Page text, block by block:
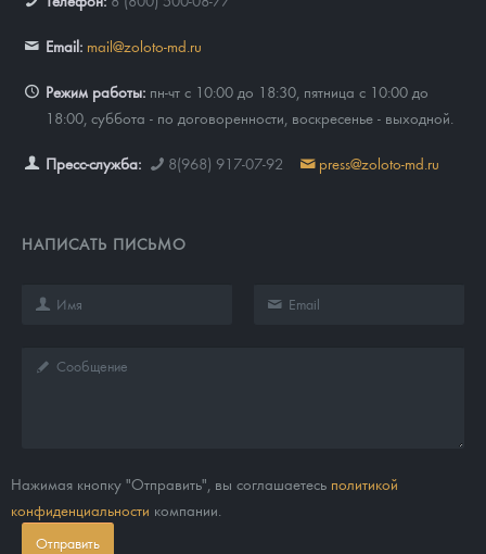
Email: mail@zoloto-md.ru
Режим работы: пн-чт с 10:00 до 18:30, пятница с 10:00 до
18:00, суббота - по договоренности, воскресенье - выходной.
Пресс-служба: 8(968) 917-07-92 press@zoloto-md.ru
НАПИСАТЬ ПИСЬМО
Нажимая кнопку "Отправить", вы соглашаетесь политикой
конфиденциальности компании.
Отправить